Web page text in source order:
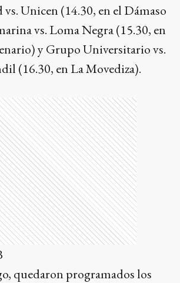
Unicen (14.30, en el Dámaso
vs. Loma Negra (15.30, en
y Grupo Universitario vs.
(16.30, en La Movediza).
quedaron programados los